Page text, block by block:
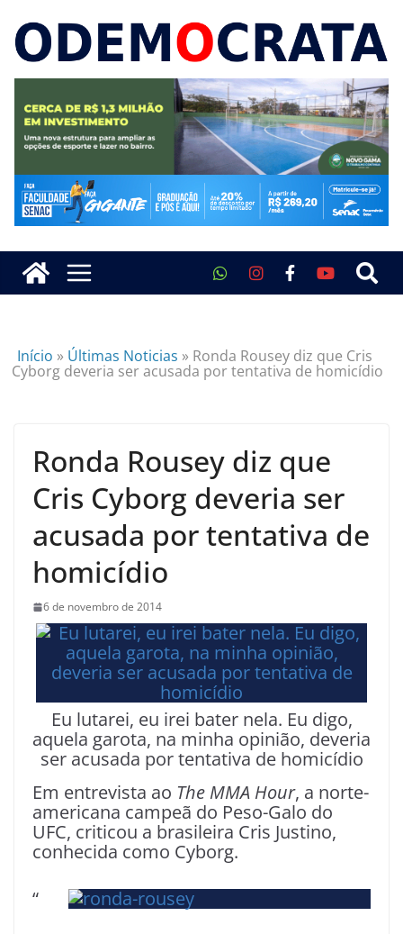
Início » Últimas Noticias » Ronda Rousey diz que Cris
Cyborg deveria ser acusada por tentativa de homicídio
Ronda Rousey diz que
Cris Cyborg deveria ser
acusada por tentativa de
homicídio
6 de novembro de 2014
Eu lutarei, eu irei bater nela. Eu digo,
aquela garota, na minha opinião, deveria
ser acusada por tentativa de homicídio
Em entrevista ao The MMA Hour, a norte-
americana campeã do Peso-Galo do
UFC, criticou a brasileira Cris Justino,
conhecida como Cyborg.
“